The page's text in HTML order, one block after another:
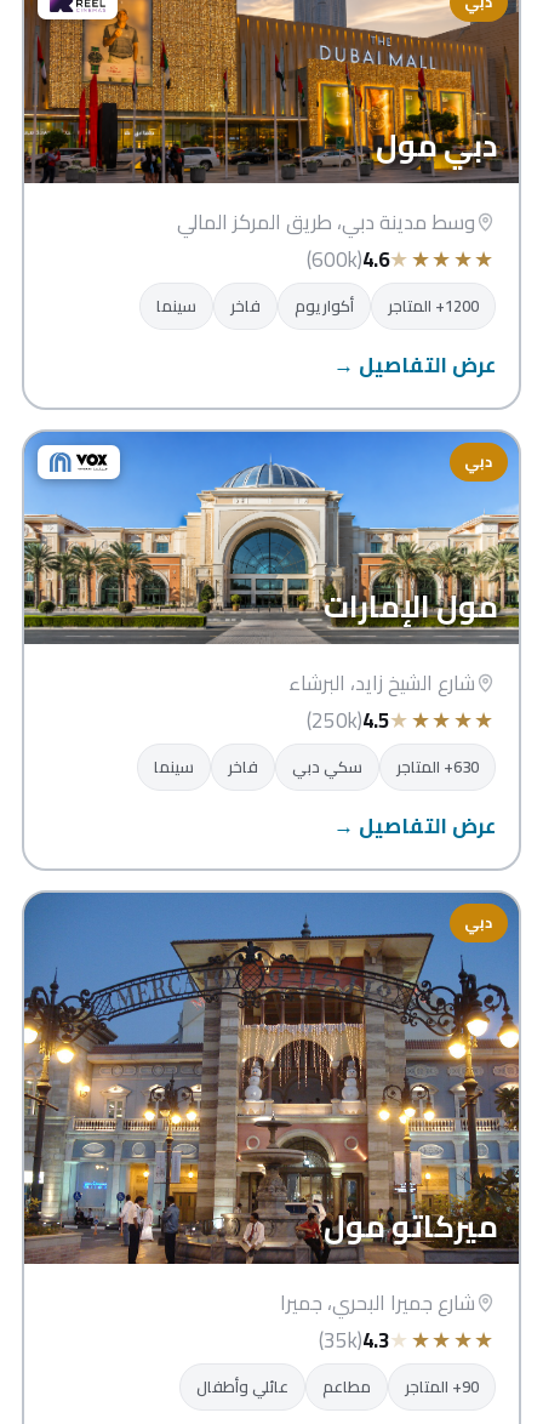
دبي مول
وسط مدينة دبي، طريق المركز المالي
★
★
★
★
★
4.6
(600k)
1200+ المتاجر أكواريوم فاخر سينما
عرض التفاصيل →
دبي
مول الإمارات
شارع الشيخ زايد، البرشاء
★
★
★
★
★
4.5
(250k)
630+ المتاجر سكي دبي فاخر سينما
عرض التفاصيل →
دبي
ميركاتو مول
شارع جميرا البحري، جميرا
★
★
★
★
★
4.3
(35k)
90+ المتاجر مطاعم عائلي وأطفال